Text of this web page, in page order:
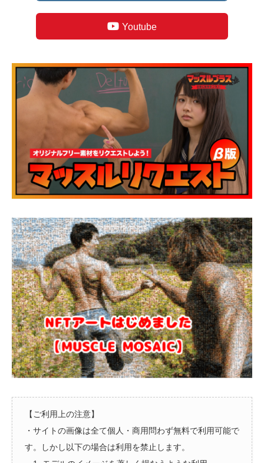
Youtube
【ご利用上の注意】
・サイトの画像は全て個人・商用問わず無料で利用可能で
す。しかし以下の場合は利用を禁止します。